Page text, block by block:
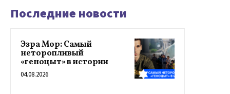
Последние новости
Эзра Мор: Самый
неторопливый
«геноцыт» в истории
04.08.2026